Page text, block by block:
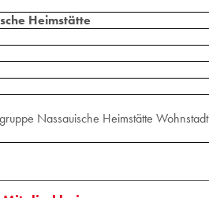
Heimstätte
Nassauische Heimstätte Wohnstadt